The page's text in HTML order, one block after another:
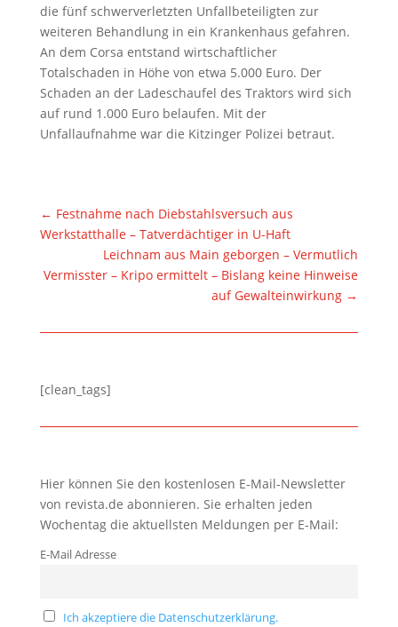
die fünf schwerverletzten Unfallbeteiligten zur
weiteren Behandlung in ein Krankenhaus gefahren.
An dem Corsa entstand wirtschaftlicher
Totalschaden in Höhe von etwa 5.000 Euro. Der
Schaden an der Ladeschaufel des Traktors wird sich
auf rund 1.000 Euro belaufen. Mit der
Unfallaufnahme war die Kitzinger Polizei betraut.
← Festnahme nach Diebstahlsversuch aus
Werkstatthalle – Tatverdächtiger in U-Haft
Leichnam aus Main geborgen – Vermutlich
Vermisster – Kripo ermittelt – Bislang keine Hinweise
auf Gewalteinwirkung →
[clean_tags]
Hier können Sie den kostenlosen E-Mail-Newsletter
von revista.de abonnieren. Sie erhalten jeden
Wochentag die aktuellsten Meldungen per E-Mail:
E-Mail Adresse
Ich akzeptiere die Datenschutzerklärung.